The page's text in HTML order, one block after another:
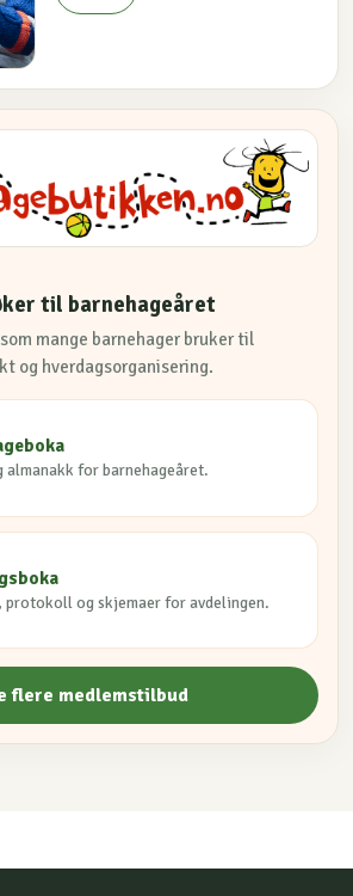
til barnehageåret
mange barnehager bruker til
og hverdagsorganisering.
almanakk for barnehageåret.
protokoll og skjemaer for avdelingen.
flere medlemstilbud